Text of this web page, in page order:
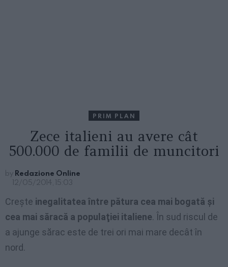
PRIM PLAN
Zece italieni au avere cât
500.000 de familii de muncitori
by Redazione Online
12/05/2014, 15:03
Creşte inegalitatea între pătura cea mai bogată şi
cea mai săracă a populaţiei italiene. În sud riscul de
a ajunge sărac este de trei ori mai mare decât în
nord.